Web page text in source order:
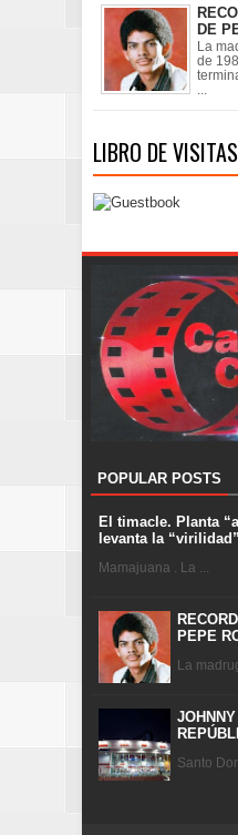
DE
La
de
...
LIBRO DE VISITAS
POPULAR POSTS
El timacle. Planta
levanta la “virilidad”
Mamajuana . La ...
PEPE
La
Santo